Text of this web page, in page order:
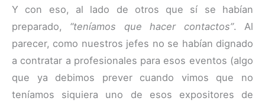
Y con eso, al lado de otros que sí se habían
preparado, “teníamos que hacer contactos”. Al
parecer, como nuestros jefes no se habían dignado
a contratar a profesionales para esos eventos (algo
que ya debimos prever cuando vimos que no
teníamos siquiera uno de esos expositores de